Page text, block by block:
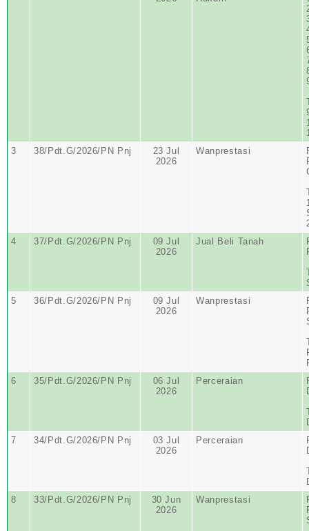
3
38/Pdt.G/2026/PN Pnj
23 Jul
2026
Wanprestasi
4
37/Pdt.G/2026/PN Pnj
09 Jul
2026
Jual Beli Tanah
5
36/Pdt.G/2026/PN Pnj
09 Jul
2026
Wanprestasi
6
35/Pdt.G/2026/PN Pnj
06 Jul
2026
Perceraian
7
34/Pdt.G/2026/PN Pnj
03 Jul
2026
Perceraian
8
33/Pdt.G/2026/PN Pnj
30 Jun
2026
Wanprestasi